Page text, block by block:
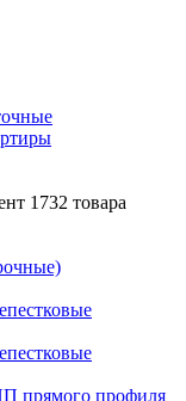
1732 товара
прямого профиля